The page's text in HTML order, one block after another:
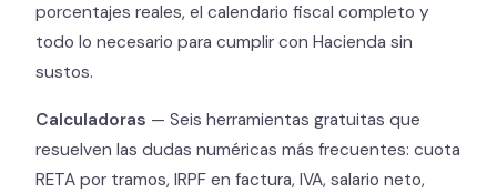
porcentajes reales, el calendario fiscal completo y
todo lo necesario para cumplir con Hacienda sin
sustos.
Calculadoras — Seis herramientas gratuitas que
resuelven las dudas numéricas más frecuentes: cuota
RETA por tramos, IRPF en factura, IVA, salario neto,